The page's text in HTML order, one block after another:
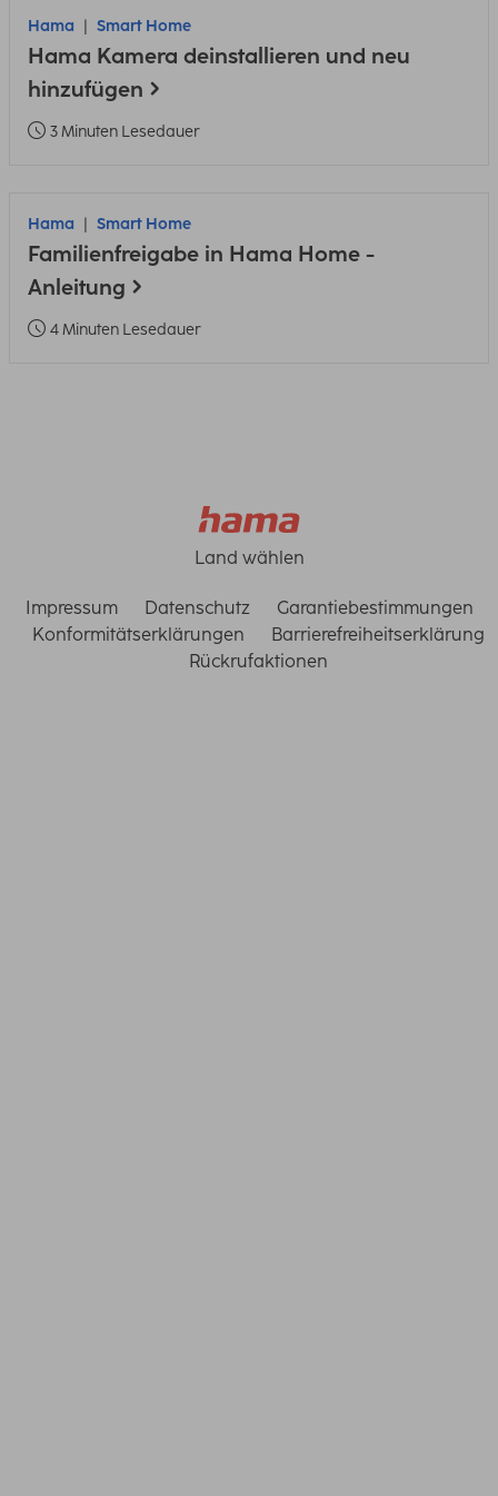
Hama Smart Home
Hama Kamera deinstallieren und neu
hinzufügen
3 Minuten Lesedauer
Hama Smart Home
Familienfreigabe in Hama Home -
Anleitung
4 Minuten Lesedauer
Land wählen
Impressum Datenschutz
Garantiebestimmungen
Konformitätserklärungen
Barrierefreiheitserklärung
Rückrufaktionen